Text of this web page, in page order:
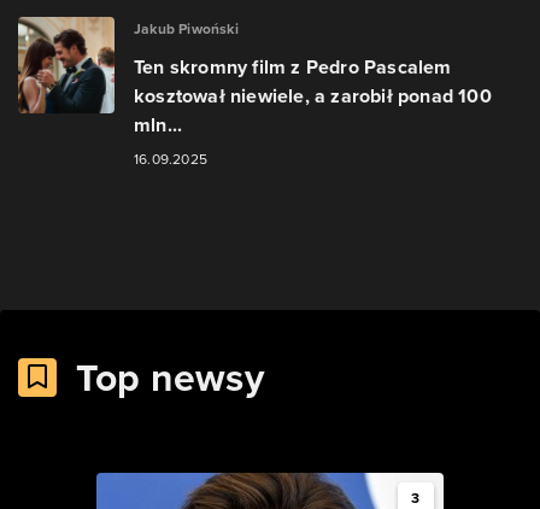
Jakub Piwoński
Ten skromny film z Pedro Pascalem
kosztował niewiele, a zarobił ponad 100
mln...
16.09.2025
Top newsy
3